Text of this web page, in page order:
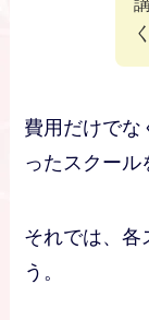
費用だけでな
ったスクール
それでは、各
う。